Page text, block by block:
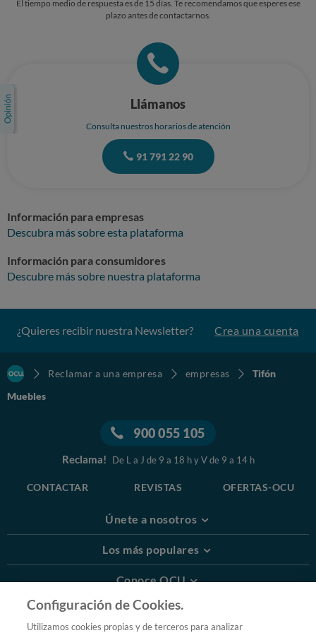
pueda enviar su montador y recoger los muebles y realizar la devolución
del importe pagar aun esta semana.
El tiempo medio de respuesta es de 15 días. Te recomendamos que esperes ese
plazo antes de contactarnos.
Llámanos
Consulta nuestros horarios de atención
91 791 22 90
Información para empresas
Descubra más sobre esta plataforma
Información para consumidores
Descubre más sobre nuestra plataforma
¿Quieres recibir nuestra Newsletter? Crea una cuenta
Reclamar a una empresa empresas
Tifón
Muebles
900 055 105
Reclama! De L a J de 9 a 18 h y V de 9 a 14 h
CONTACTAR REVISTAS OFERTAS-OCU
Únete a nosotros
Los más populares
Conoce OCU
Más Información
Configuración de Cookies.
Utilizamos cookies propias y de terceros para analizar